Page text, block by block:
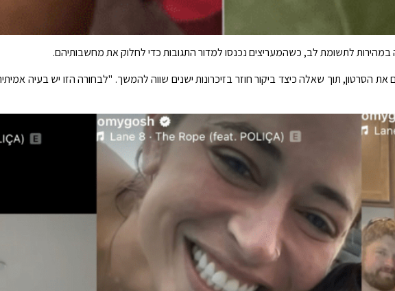
לתשומת לב, כשהמעריצים נכנסו למדור התגובות כדי לחלוק את מחשבותיהם.
הסרטון, תוך שאלה כיצד ביקור חוזר בזיכרונות ישנים שווה להמשך. "לבחורה הזו יש בעיה